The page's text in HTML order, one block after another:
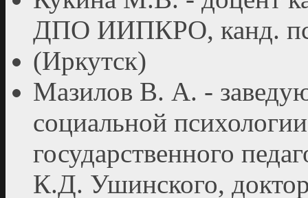
ДПО ИИПКРО, канд.
(Иркутск)
Мазилов В. А. -
социальной
государственного
К.Д. Ушинского,